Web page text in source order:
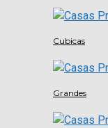
Cubicas
Grandes